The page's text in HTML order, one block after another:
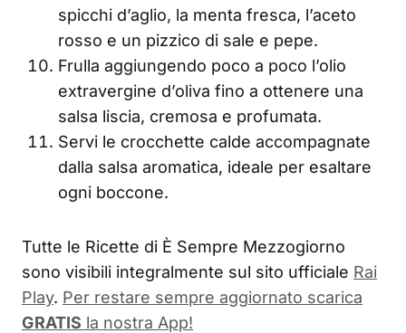
spicchi d’aglio, la menta fresca, l’aceto
rosso e un pizzico di sale e pepe.
Frulla aggiungendo poco a poco l’olio
extravergine d’oliva fino a ottenere una
salsa liscia, cremosa e profumata.
Servi le crocchette calde accompagnate
dalla salsa aromatica, ideale per esaltare
ogni boccone.
Tutte le Ricette di È Sempre Mezzogiorno
sono visibili integralmente sul sito ufficiale Rai
Play. Per restare sempre aggiornato scarica
GRATIS la nostra App!